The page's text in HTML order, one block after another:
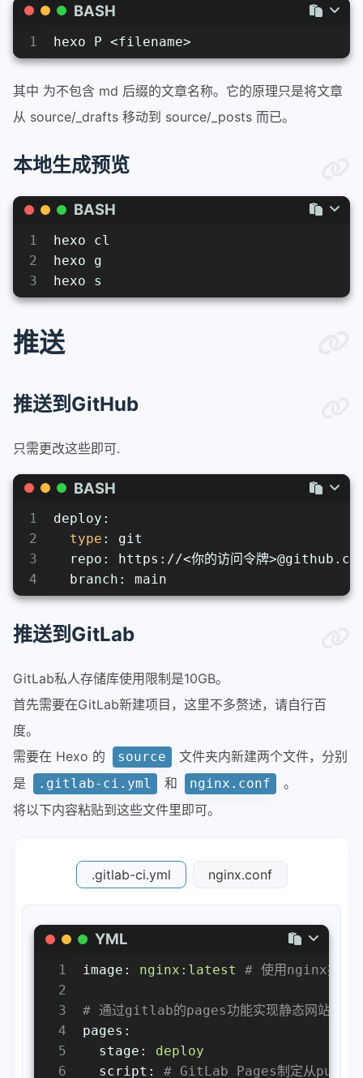
BASH
1 hexo P <filename>
其中 为不包含 md 后缀的文章名称。它的原理只是将文章
从 source/_drafts 移动到 source/_posts 而已。
本地生成预览
BASH
1
2
3
hexo cl
hexo g
hexo s
推送
推送到GitHub
只需更改这些即可.
BASH
1
2
3
4
deploy:
type : git
repo: https://<你的访问令牌
  branch: main
推送到GitLab
GitLab私人存储库使用限制是10GB。
首先需要在GitLab新建项目，这里不多赘述，请自行百
度。
需要在 Hexo 的
source
文件夹内新建两个文件，分别
是
.gitlab-ci.yml 和 nginx.conf
。
将以下内容粘贴到这些文件里即可。
.gitlab-ci.yml nginx.conf
YML
1
2
3
4
5
6
image: nginx:latest # 使用nginx提供
# 通过gitlab的pages功能实现静态网站功能
pages:
stage:
deploy
script:
# GitLab Pages制定从public